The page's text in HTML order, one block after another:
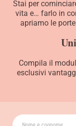
Stai per
vita e… farlo in
apriamo le
Compila il
esclusivi